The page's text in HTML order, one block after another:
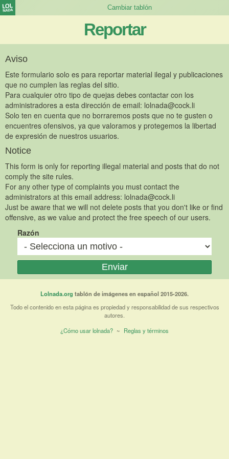
Reportar
Aviso
Este formulario solo es para reportar material ilegal y publicaciones
que no cumplen las reglas del sitio.
Para cualquier otro tipo de quejas debes contactar con los
administradores a esta dirección de email: lolnada@cock.li
Solo ten en cuenta que no borraremos posts que no te gusten o
encuentres ofensivos, ya que valoramos y protegemos la libertad
de expresión de nuestros usuarios.
Notice
This form is only for reporting illegal material and posts that do not
comply the site rules.
For any other type of complaints you must contact the
administrators at this email address: lolnada@cock.li
Just be aware that we will not delete posts that you don't like or find
offensive, as we value and protect the free speech of our users.
Razón
Lolnada.org tablón de imágenes en español 2015-2026.
Todo el contenido en esta página es propiedad y responsabilidad de sus respectivos
autores.
¿Cómo usar lolnada? ~ Reglas y términos